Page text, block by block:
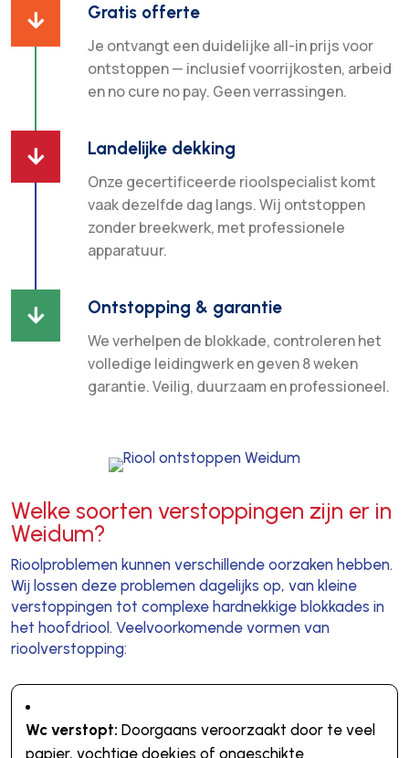
 Gratis offerte
Je ontvangt een duidelijke all-in prijs voor
ontstoppen — inclusief voorrijkosten, arbeid
en no cure no pay. Geen verrassingen.
 Landelijke dekking
Onze gecertificeerde rioolspecialist komt
vaak dezelfde dag langs. Wij ontstoppen
zonder breekwerk, met professionele
apparatuur.
 Ontstopping & garantie
We verhelpen de blokkade, controleren het
volledige leidingwerk en geven 8 weken
garantie. Veilig, duurzaam en professioneel.
Welke soorten verstoppingen zijn er in
Weidum?
Rioolproblemen kunnen verschillende oorzaken hebben.
Wij lossen deze problemen dagelijks op, van kleine
verstoppingen tot complexe hardnekkige blokkades in
het hoofdriool. Veelvoorkomende vormen van
rioolverstopping:
Wc verstopt: Doorgaans veroorzaakt door te veel
papier, vochtige doekjes of ongeschikte